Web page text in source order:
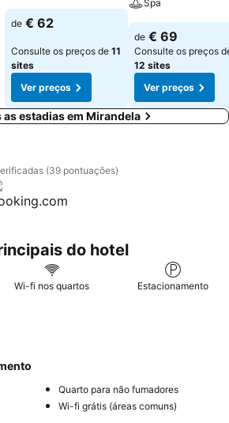
de € 62
Consulte os preços de 11
sites
Ver preços
Spa
de € 69
Consulte os preços
12 sites
Ver preços
as estadias em Mirandela
(39 pontuações)
do hotel
Wi-fi nos quartos Estacionamento
Quarto para não fumadores
Wi-fi grátis (áreas comuns)